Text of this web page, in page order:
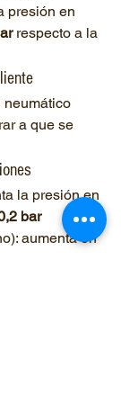
presión en
respecto a la
neumático
a que se
la presión en
bar
aumenta en